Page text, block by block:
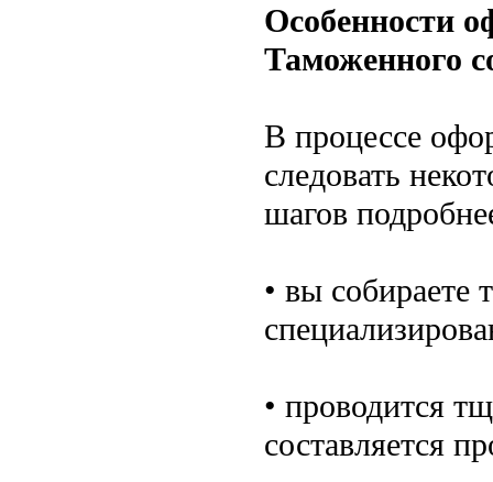
Особенности
Таможенного
В процессе
следовать
шагов
• вы собираете
• проводится
составляется